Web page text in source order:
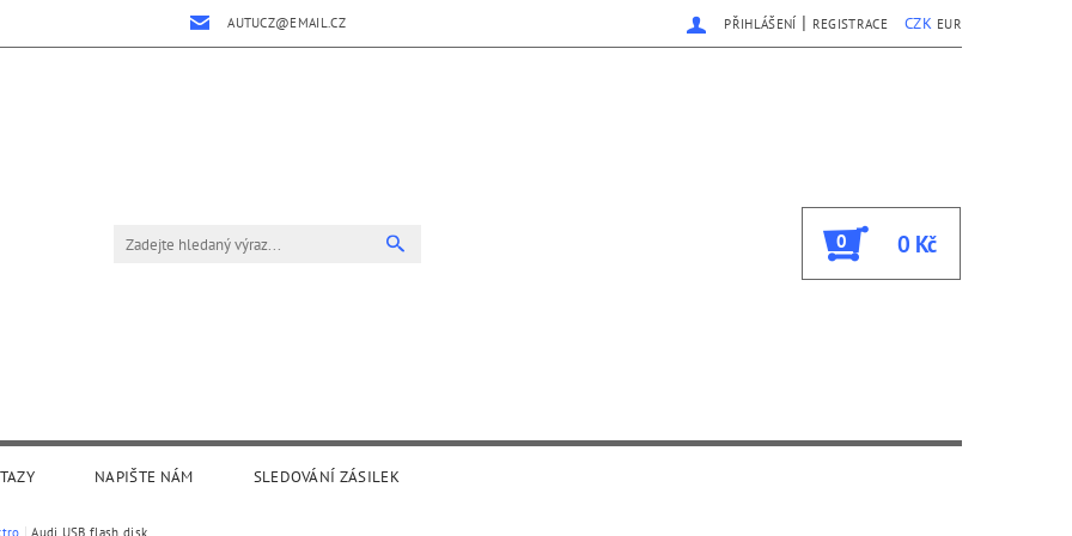
AUTUCZ@EMAIL.CZ CZK EUR
PŘIHLÁŠENÍ | REGISTRACE
0 0 Kč
NAPIŠTE NÁM SLEDOVÁNÍ ZÁSILEK